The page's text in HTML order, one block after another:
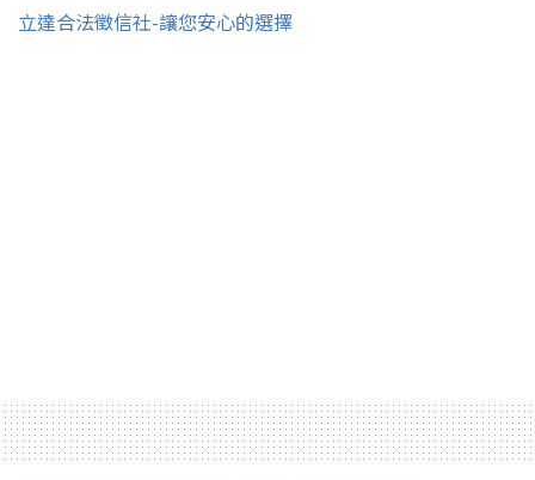
立達合法徵信社-讓您安心的選擇